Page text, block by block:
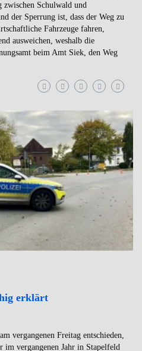
zwischen Schulwald und
der Sperrung ist, dass der Weg zu
Fahrzeuge fahren,
ausweichen, weshalb die
beim Amt Siek, den Weg
erklärt
vergangenen Freitag entschieden,
im vergangenen Jahr in Stapelfeld